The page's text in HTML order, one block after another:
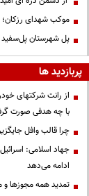
موکب شهدای رزکان؛ ۱۵۲ شب همدلی، خدمت و میزبانی از مردم ولایت‌مدار شهریار
پل شهرستان پل‌سفید پس از ۲۵ سال به مرحله
پربازدید ها
از رانت‌ شرکتهای
با چه هدفی صورت
چرا قالب وافل
جهاد اسلامی:
ادامه می‌دهد
تمدید همه مجوزها و